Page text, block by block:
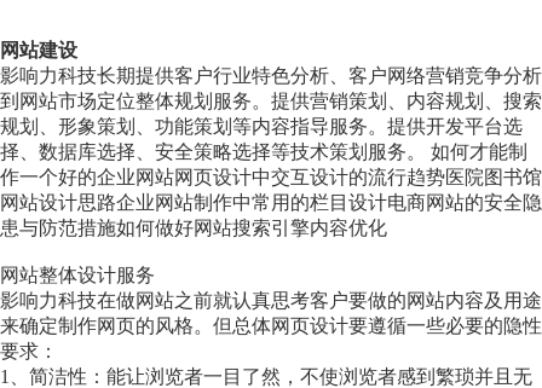
网站建设
影响力科技长期提供客户行业特色分析、客户网络营销竞争分析
到网站市场定位整体规划服务。提供营销策划、内容规划、搜索
规划、形象策划、功能策划等内容指导服务。提供开发平台选
择、数据库选择、安全策略选择等技术策划服务。 如何才能制
作一个好的企业网站网页设计中交互设计的流行趋势医院图书馆
网站设计思路企业网站制作中常用的栏目设计电商网站的安全隐
患与防范措施如何做好网站搜索引擎内容优化
网站整体设计服务
影响力科技在做网站之前就认真思考客户要做的网站内容及用途
来确定制作网页的风格。但总体网页设计要遵循一些必要的隐性
要求：
1、简洁性：能让浏览者一目了然，不使浏览者感到繁琐并且无